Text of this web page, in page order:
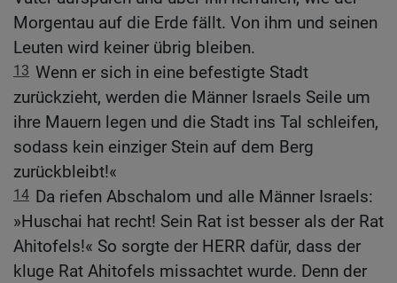
Morgentau auf die Erde fällt. Von ihm und seinen
Leuten wird keiner übrig bleiben.
13 Wenn er sich in eine befestigte Stadt
zurückzieht, werden die Männer Israels Seile um
ihre Mauern legen und die Stadt ins Tal schleifen,
sodass kein einziger Stein auf dem Berg
zurückbleibt!«
14 Da riefen Abschalom und alle Männer Israels:
»Huschai hat recht! Sein Rat ist besser als der Rat
Ahitofels!« So sorgte der HERR dafür, dass der
kluge Rat Ahitofels missachtet wurde. Denn der